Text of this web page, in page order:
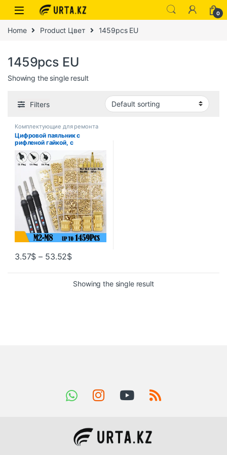
0
Home Product Цвет 1459pcs EU
1459pcs EU
Showing the single result
Filters
Комплектующие для ремонта
ноутбуков
Цифровой паяльник с
рифленой гайкой, с
3.57$ – 53.52$
Showing the single result